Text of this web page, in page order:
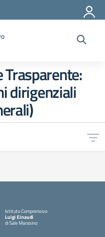
della scuola
dirigenziali
Istituto Comprensivo
Luigi Einaudi
di Sale Marasino